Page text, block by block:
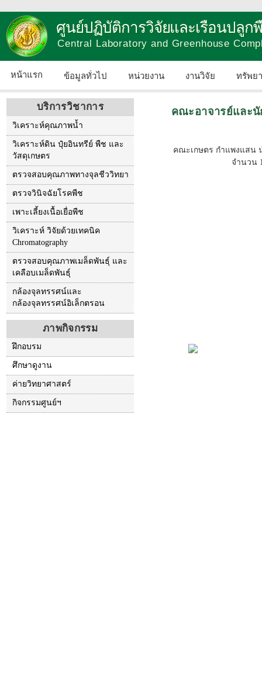
ศูนย์ปฏิบัติการวิจัยและเรือนปลูก
Central Laboratory and Greenhouse
หน้าแรก ข้อมูลทั่วไป หน่วยงาน งานวิจัย ทรัพย
บริการวิชาการ
วิเคราะห์คุณภาพน้ำ
วิเคราะห์ดิน ปุ๋ยอินทรีย์ พืช และ
วัสดุเกษตร
ตรวจสอบคุณภาพทางจุลชีววิทยา
ตรวจวินิจฉัยโรคพืช
เพาะเลี้ยงเนื้อเยื่อพืช
วิเคราะห์ วิจัยด้วยเทคนิค
Chromatography
ตรวจสอบคุณภาพเมล็ดพันธุ์ และ
เคลือบเมล็ดพันธุ์
กล้องจุลทรรศน์และ
กล้องจุลทรรศน์อิเล็กตรอน
ภาพกิจกรรม
ฝึกอบรม
ศึกษาดูงาน
ค่ายวิทยาศาสตร์
กิจกรรมศูนย์ฯ
คณะอาจารย์และ
คณะเกษตร กำแพงแสน
จำนวน